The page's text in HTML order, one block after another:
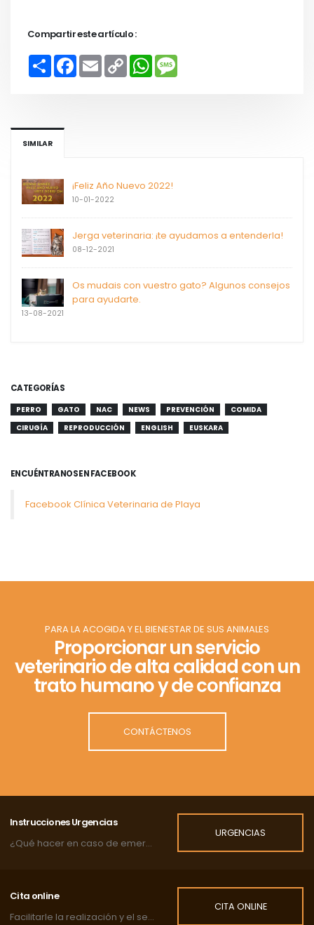
Compartir este artículo :
S
F
E
m
C
o
W
h
SIMILAR
¡Feliz Año Nuevo 2022!
10-01-2022
Jerga veterinaria: ¡te ayudamos a entenderla!
08-12-2021
Os mudais con vuestro gato? Algunos consejos
para ayudarte.
13-08-2021
CATEGORÍAS
PERRO GATO NAC NEWS PREVENCIÓN
COMIDA
CIRUGÍA
REPRODUCCIÓN ENGLISH EUSKARA
ENCUÉNTRANOS EN FACEBOOK
Facebook Clínica Veterinaria de Playa
PARA LA ACOGIDA Y EL BIENESTAR DE SUS ANIMALES
Proporcionar un servicio
veterinario de alta calidad con un
trato humano y de confianza
CONTÁCTENOS
Instrucciones Urgencias
¿Qué hacer en caso de emergencia?
URGENCIAS
Cita online
Facilitarle la realización y el seguimiento de las citas de su mascota.
CITA ONLINE